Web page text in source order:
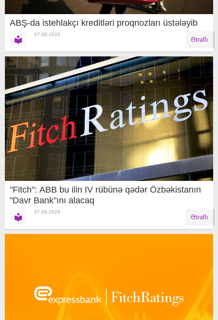
ABŞ-da istehlakçı kreditləri proqnozları üstələyib
07.08.2026
Ətraflı
"Fitch": ABB bu ilin IV rübünə qədər Özbəkistanın
"Davr Bank"ını alacaq
07.08.2026
Ətraflı